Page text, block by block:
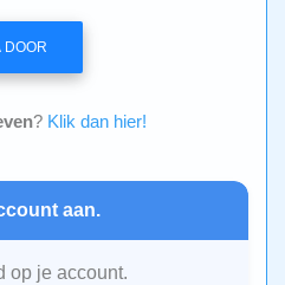
DOOR
? Klik dan hier!
aan.
op je account.